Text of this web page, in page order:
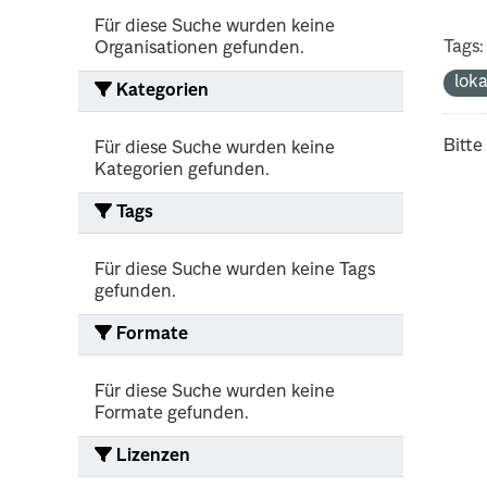
Für diese Suche wurden keine
Organisationen gefunden.
Kategorien
Für diese Suche wurden keine
Kategorien gefunden.
Tags
Für diese Suche wurden keine Tags
gefunden.
Formate
Für diese Suche wurden keine
Formate gefunden.
Lizenzen
Tags:
Bitte